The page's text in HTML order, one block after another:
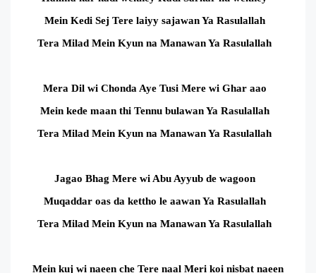
Mein Kedi Sej Tere laiyy sajawan Ya Rasulallah
Tera Milad Mein Kyun na Manawan Ya Rasulallah
Mera Dil wi Chonda Aye Tusi Mere wi Ghar aao
Mein kede maan thi Tennu bulawan Ya Rasulallah
Tera Milad Mein Kyun na Manawan Ya Rasulallah
Jagao Bhag Mere wi Abu Ayyub de wagoon
Muqaddar oas da kettho le aawan Ya Rasulallah
Tera Milad Mein Kyun na Manawan Ya Rasulallah
Mein kuj wi naeen che Tere naal Meri koi nisbat naeen